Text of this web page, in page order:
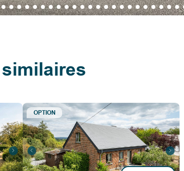
OPTION